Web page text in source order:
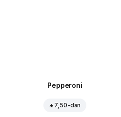
Pepperoni
₼ 7,50-dan